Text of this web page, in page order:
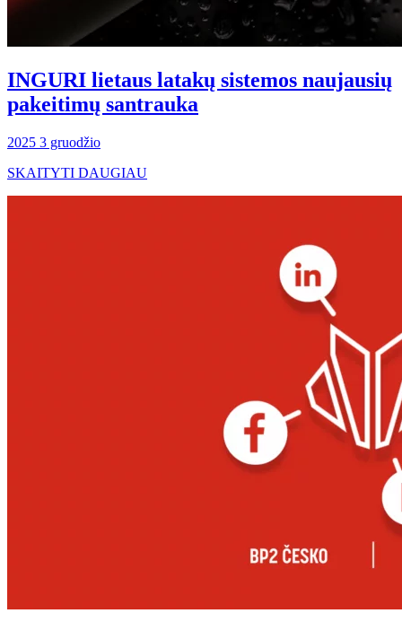
INGURI lietaus latakų sistemos naujausių
pakeitimų santrauka
2025 3 gruodžio
SKAITYTI DAUGIAU